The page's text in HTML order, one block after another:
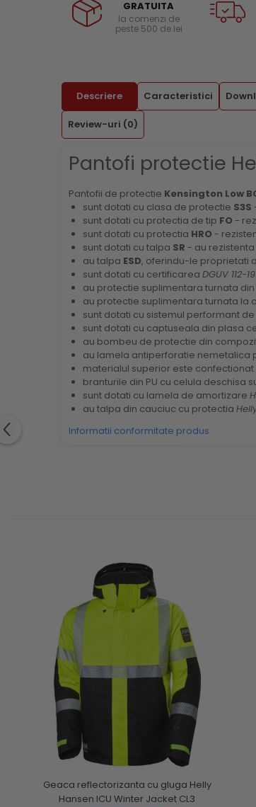
Curele si bretele
Genti si trolere
Buzunare externe
Echipamente specializate
Echipamente veterinari
Echipamente trimeri ongloane
Masti protectie
Manusi protectie
Casti si antifoane protectie
Menghine si prese
GRATUITA
la comenzi de
peste 500 de lei
Descriere Caracteristici
Review-uri (0)
Pantofi protectie
Pantofii de protectie Kensington Low
sunt dotati cu clasa de protectie S3S
sunt dotati cu protectia de tip FO -
sunt dotati cu protectia HRO -
sunt dotati cu talpa SR - au
au talpa ESD, oferindu-le proprietati
sunt dotati cu certificarea DGUV 112-
au protectie suplimentara turnata
au protectie suplimentara turnata la
sunt dotati cu sistemul performant
sunt dotati cu captuseala din plasa
au bombeu de protectie din
au lamela antiperforatie nemetalica
materialul superior este confectionat
branturile din PU cu celula deschisa
sunt dotati cu lamela de amortizare
au talpa din cauciuc cu protectia
Informatii conformitate produs
Geaca reflectorizanta cu gluga Helly
Hansen ICU Winter Jacket CL3